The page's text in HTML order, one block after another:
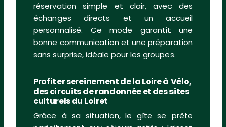
réservation simple et clair, avec des
échanges directs et un accueil
personnalisé. Ce mode garantit une
bonne communication et une préparation
sans surprise, idéale pour les groupes.
Profiter sereinement de la Loire à Vélo,
des circuits de randonnée et des sites
culturels du Loiret
Grâce à sa situation, le gîte se prête